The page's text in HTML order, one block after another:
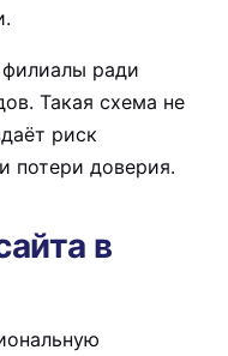
ради
Такая схема не
риск
потери доверия.
в